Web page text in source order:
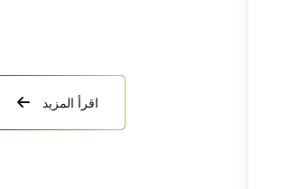
اقرأ المزيد